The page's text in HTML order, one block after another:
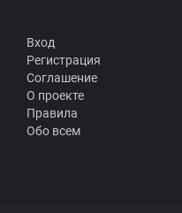
Вход
Регистрация
Соглашение
О проекте
Правила
Обо всем